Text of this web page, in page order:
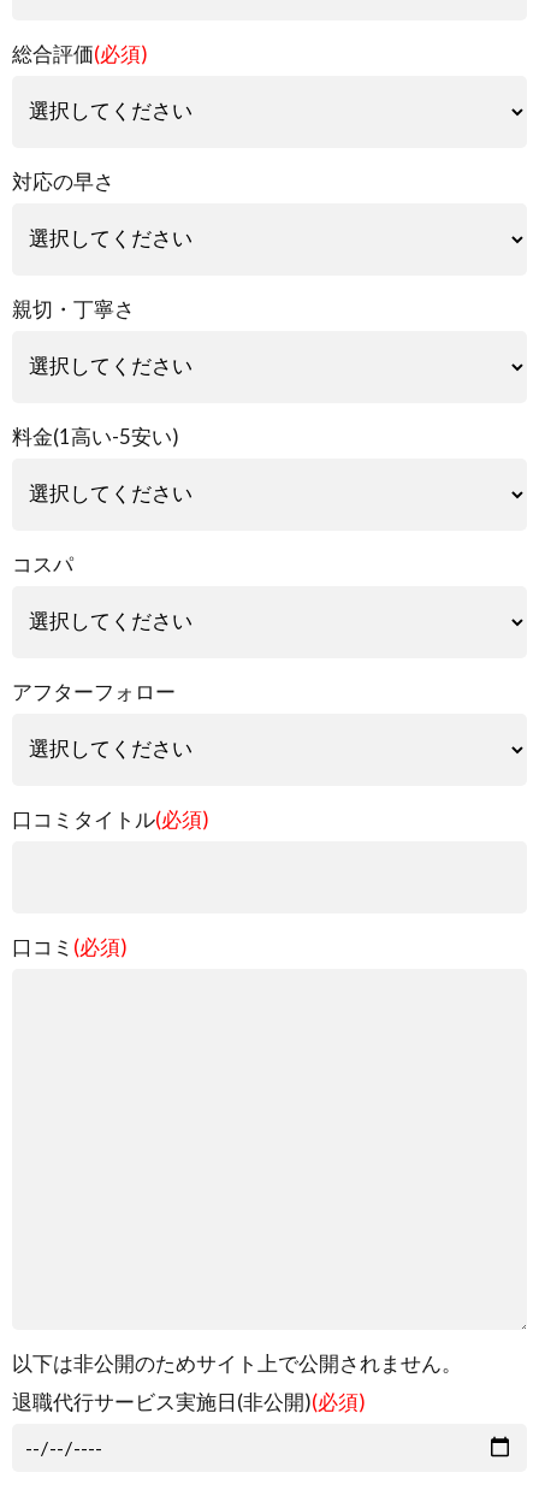
総合評価(必須)
対応の早さ
親切・丁寧さ
料金(1高い-5安い)
コスパ
アフターフォロー
口コミタイトル(必須)
口コミ (必須)
以下は非公開のためサイト上で公開されません。
退職代行サービス実施日(非公開)(必須)